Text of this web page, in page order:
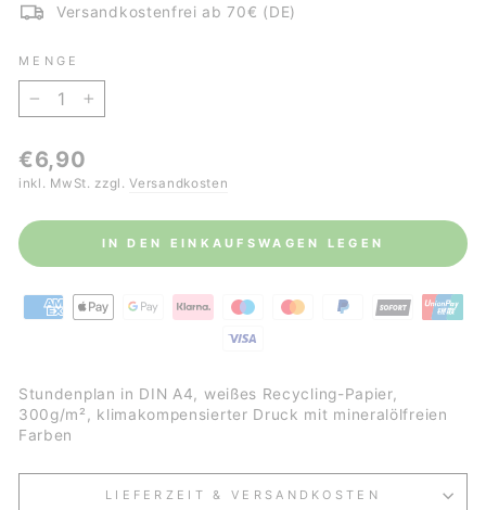
Versandkostenfrei ab 70€ (DE)
MENGE
Normaler
Preis
€6,90
inkl. MwSt. zzgl.Versandkosten
IN DEN EINKAUFSWAGEN LEGEN
Stundenplan in DIN A4, weißes Recycling-Papier,
300g/m², klimakompensierter Druck mit mineralölfreien
Farben
LIEFERZEIT & VERSANDKOSTEN